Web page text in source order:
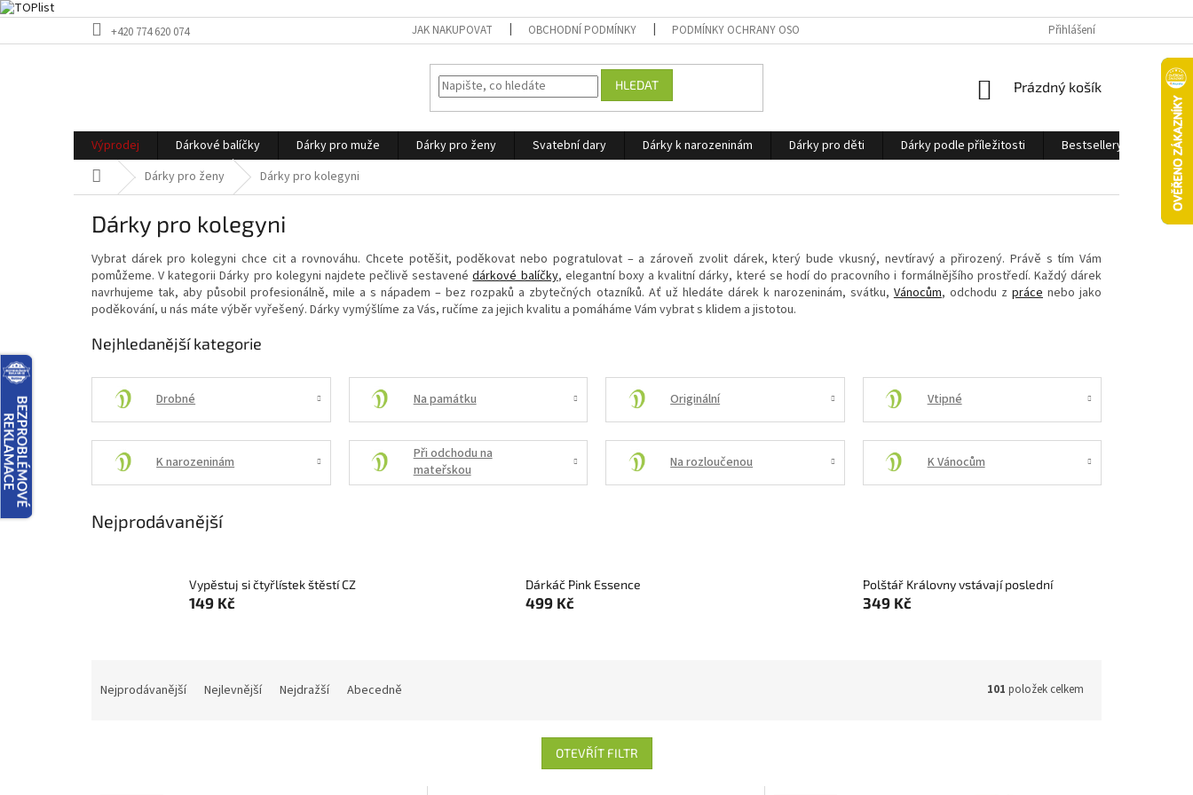
na
+420 774 620 074 JAK NAKUPOVAT OBCHODNÍ PODMÍNKY PODMÍNKY OCHRANY OSOBNÍCH ÚDAJŮ Přihlášení
HLEDAT
NÁKUPNÍ
Prázdný košík
Výprodej Dárkové balíčky Dárky pro muže Dárky pro ženy Svatební dary Dárky k narozeninám Dárky pro děti Dárky podle příležitosti Bestsellery
Domů Dárky pro ženy Dárky pro kolegyni
Dárky pro kolegyni
Vybrat dárek pro kolegyni chce cit a rovnováhu. Chcete potěšit, poděkovat nebo pogratulovat – a zároveň zvolit dárek, který bude vkusný, nevtíravý a přirozený. Právě s tím Vám
pomůžeme. V kategorii Dárky pro kolegyni najdete pečlivě sestavenédárkové balíčky, elegantní boxy a kvalitní dárky, které se hodí do pracovního i formálnějšího prostředí. Každý dárek
navrhujeme tak, aby působil profesionálně, mile a s nápadem – bez rozpaků a zbytečných otazníků. Ať už hledáte dárek k narozeninám, svátku, Vánocům, odchodu z práce nebo jako
poděkování, u nás máte výběr vyřešený. Dárky vymýšlíme za Vás, ručíme za jejich kvalitu a pomáháme Vám vybrat s klidem a jistotou.
Nejhledanější kategorie
Drobné Na památku Originální Vtipné
K narozeninám
Při odchodu na
mateřskou
Na rozloučenou K Vánocům
Nejprodávanější
Vypěstuj si čtyřlístek štěstí CZ
149 Kč
Dárkáč Pink Essence
499 Kč
Polštář Královny vstávají poslední
349 Kč
Nejprodávanější Nejlevnější Nejdražší Abecedně 101 položek celkem
OTEVŘÍT FILTR